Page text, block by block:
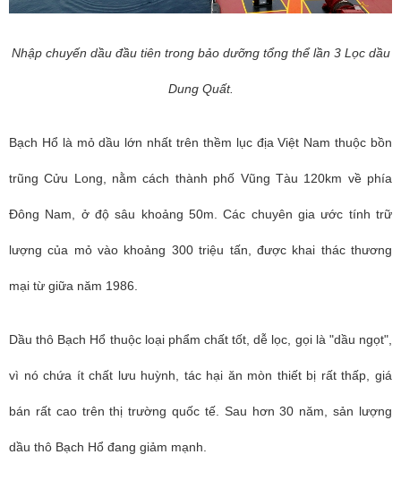
Nhập chuyến dầu đầu tiên trong bảo dưỡng tổng thể lần 3 Lọc dầu
Dung Quất.
Bạch Hổ là mỏ dầu lớn nhất trên thềm lục địa Việt Nam thuộc bồn
trũng Cửu Long, nằm cách thành phố Vũng Tàu 120km về phía
Đông Nam, ở độ sâu khoảng 50m. Các chuyên gia ước tính trữ
lượng của mỏ vào khoảng 300 triệu tấn, được khai thác thương
mại từ giữa năm 1986.
Dầu thô Bạch Hổ thuộc loại phẩm chất tốt, dễ lọc, gọi là "dầu ngọt",
vì nó chứa ít chất lưu huỳnh, tác hại ăn mòn thiết bị rất thấp, giá
bán rất cao trên thị trường quốc tế. Sau hơn 30 năm, sản lượng
dầu thô Bạch Hổ đang giảm mạnh.